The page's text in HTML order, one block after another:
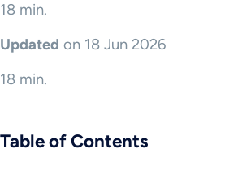
18 min.
Updated on 18 Jun 2026
18 min.
Table of Contents